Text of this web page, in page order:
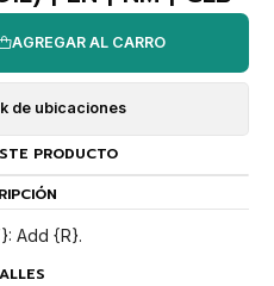
AGREGAR AL CARRO
de ubicaciones
PRODUCTO
Add {R}.